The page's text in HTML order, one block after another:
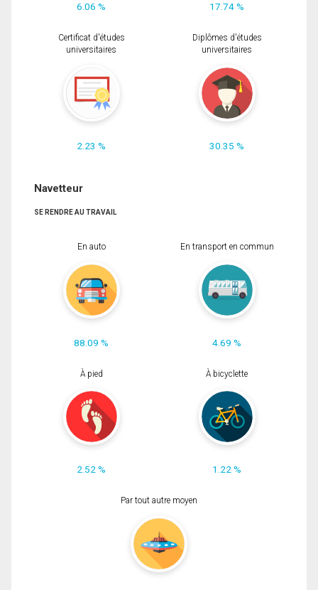
6.06 % 17.74 %
Certificat d'études
universitaires
2.23 %
Diplômes d'études
universitaires
30.35 %
Navetteur
SE RENDRE AU TRAVAIL
En auto
88.09 %
En transport en commun
4.69 %
À pied
2.52 %
À bicyclette
1.22 %
Par tout autre moyen